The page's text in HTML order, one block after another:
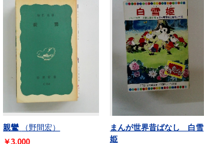
親鸞
（野間宏）
￥3,000
まんが世界昔ばなし 白雪
姫